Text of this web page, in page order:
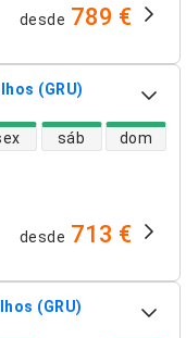
desde 789 €
(GRU)
sáb dom
desde 713 €
(GRU)